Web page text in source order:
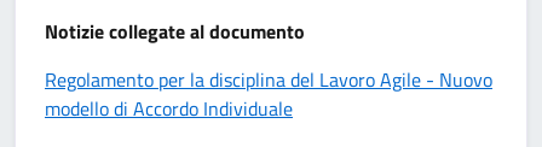
Notizie collegate al documento
Regolamento per la disciplina del Lavoro Agile - Nuovo
modello di Accordo Individuale